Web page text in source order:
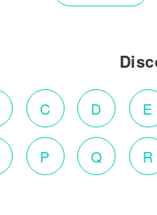
C D E
P Q R